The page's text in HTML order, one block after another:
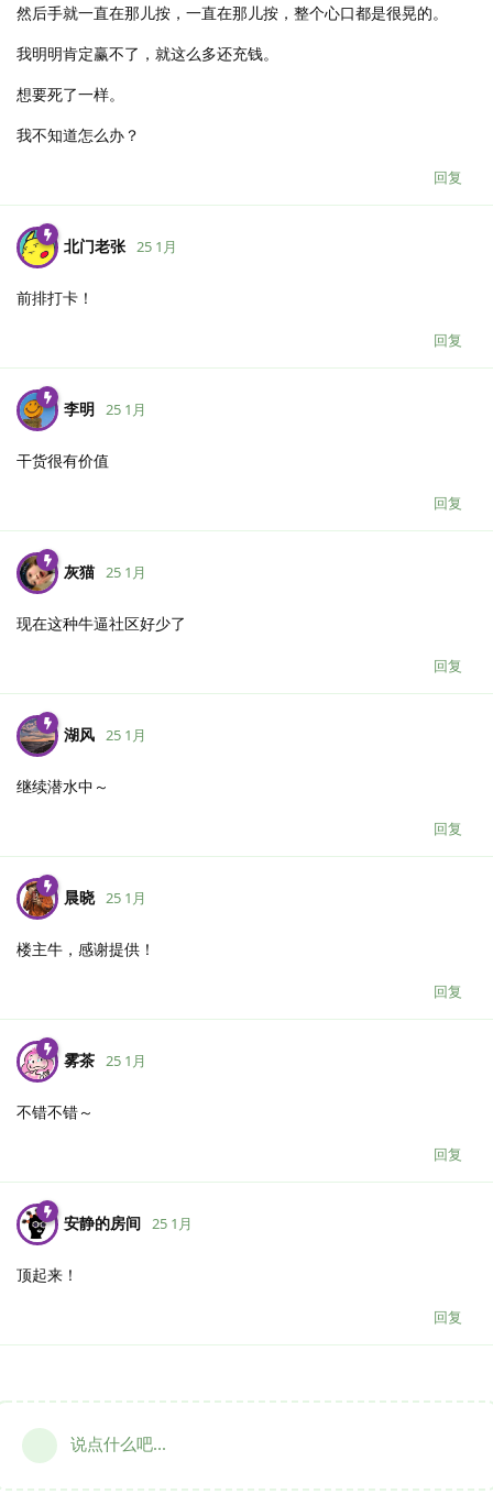
然后手就一直在那儿按，一直在那儿按，整个心口都是很晃的。
我明明肯定赢不了，就这么多还充钱。
想要死了一样。
我不知道怎么办？
回复
北门老张 25 1月
前排打卡！
回复
李明 25 1月
干货很有价值
回复
灰猫 25 1月
现在这种牛逼社区好少了
回复
湖风 25 1月
继续潜水中～
回复
晨晓 25 1月
楼主牛，感谢提供！
回复
雾茶 25 1月
不错不错～
回复
安静的房间 25 1月
顶起来！
回复
说点什么吧...